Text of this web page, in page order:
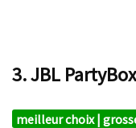
3. JBL
meilleur choix |